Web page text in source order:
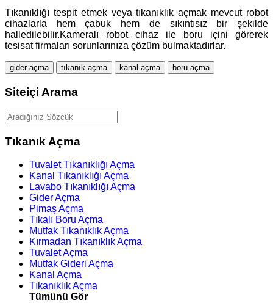
Tıkanıklığı tespit etmek veya tıkanıklık açmak mevcut robot
cihazlarla hem çabuk hem de sıkıntısız bir şekilde
halledilebilir.Kameralı robot cihaz ile boru içini görerek
tesisat firmaları sorunlarınıza çözüm bulmaktadırlar.
gider açma tıkanık açma kanal açma boru açma
Siteiçi Arama
Tıkanık Açma
Tuvalet Tıkanıklığı Açma
Kanal Tıkanıklığı Açma
Lavabo Tıkanıklığı Açma
Gider Açma
Pimaş Açma
Tıkalı Boru Açma
Mutfak Tıkanıklık Açma
Kırmadan Tıkanıklık Açma
Tuvalet Açma
Mutfak Gideri Açma
Kanal Açma
Tıkanıklık Açma
Tümünü Gör